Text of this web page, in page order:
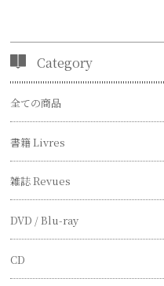
Category
全ての商品
書籍 Livres
雑誌 Revues
DVD / Blu-ray
CD